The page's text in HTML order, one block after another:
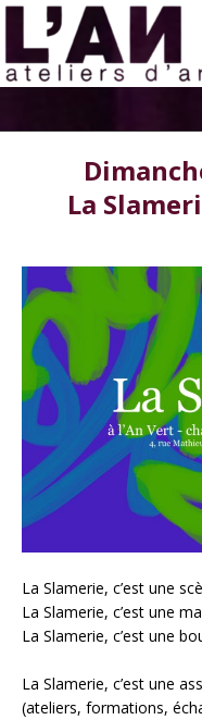
La
La Slamerie, c’est une
La Slamerie, c’est une
La Slamerie, c’est une
La Slamerie, c’est une
(ateliers, formations,